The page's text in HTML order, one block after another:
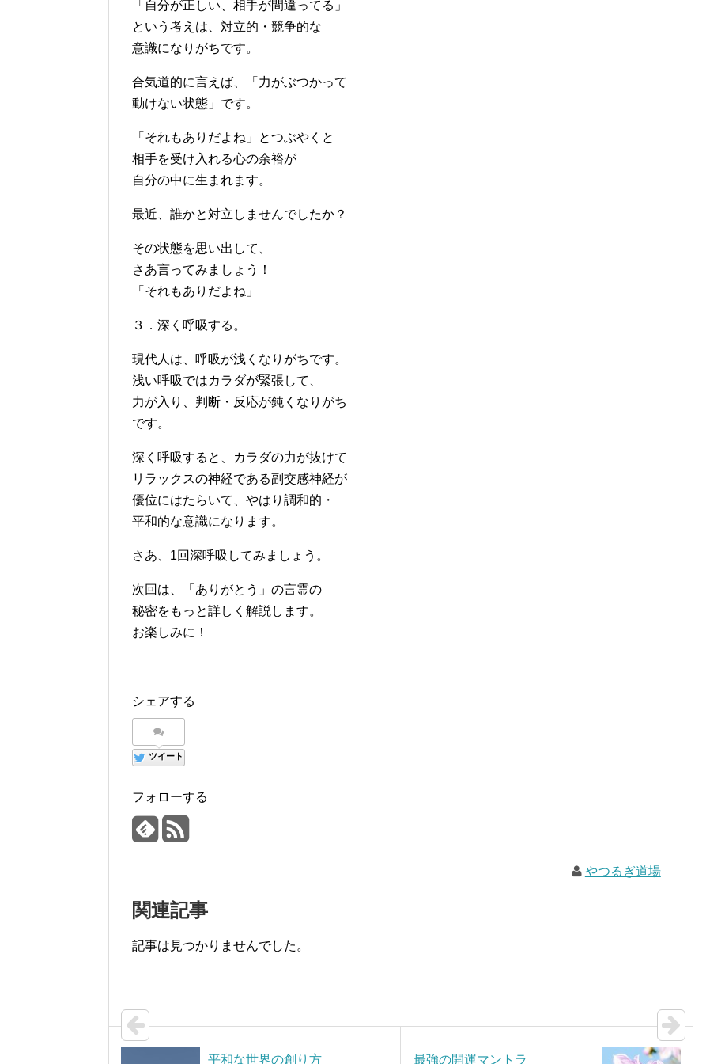
「自分が正しい、相手が間違ってる」
という考えは、対立的・競争的な
意識になりがちです。
合気道的に言えば、「力がぶつかって
動けない状態」です。
「それもありだよね」とつぶやくと
相手を受け入れる心の余裕が
自分の中に生まれます。
最近、誰かと対立しませんでしたか？
その状態を思い出して、
さあ言ってみましょう！
「それもありだよね」
３．深く呼吸する。
現代人は、呼吸が浅くなりがちです。
浅い呼吸ではカラダが緊張して、
力が入り、判断・反応が鈍くなりがち
です。
深く呼吸すると、カラダの力が抜けて
リラックスの神経である副交感神経が
優位にはたらいて、やはり調和的・
平和的な意識になります。
さあ、1回深呼吸してみましょう。
次回は、「ありがとう」の言霊の
秘密をもっと詳しく解説します。
お楽しみに！
シェアする
ツイート
フォローする
やつるぎ道場
関連記事
記事は見つかりませんでした。
平和な世界の創り方 最強の開運マントラ